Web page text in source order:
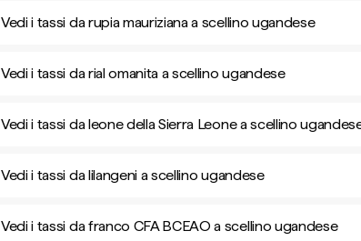
Vedi i tassi da rupia mauriziana a scellino ugandese
Vedi i tassi da rial omanita a scellino ugandese
Vedi i tassi da leone della Sierra Leone a scellino
Vedi i tassi da lilangeni a scellino ugandese
Vedi i tassi da franco CFA BCEAO a scellino ugandese